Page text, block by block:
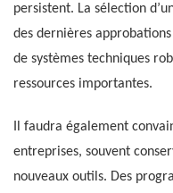
persistent. La sélection
des dernières
de systèmes techniques
ressources importantes.
Il faudra également
entreprises, souvent
nouveaux outils. Des